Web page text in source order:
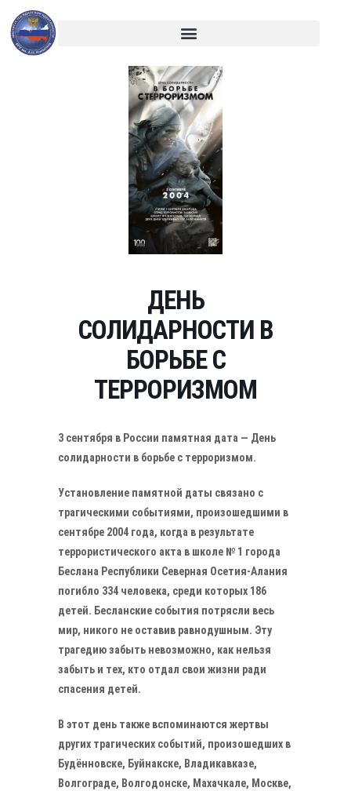
ДЕНЬ
СОЛИДАРНОСТИ В
БОРЬБЕ С
ТЕРРОРИЗМОМ
3 сентября в России памятная дата — День
солидарности в борьбе с терроризмом.
Установление памятной даты связано с
трагическими событиями, произошедшими в
сентябре 2004 года, когда в результате
террористического акта в школе № 1 города
Беслана Республики Северная Осетия-Алания
погибло 334 человека, среди которых 186
детей. Бесланские события потрясли весь
мир, никого не оставив равнодушным. Эту
трагедию забыть невозможно, как нельзя
забыть и тех, кто отдал свои жизни ради
спасения детей.
В этот день также вспоминаются жертвы
других трагических событий, произошедших в
Будённовске, Буйнакске, Владикавказе,
Волгограде, Волгодонске, Махачкале, Москве,